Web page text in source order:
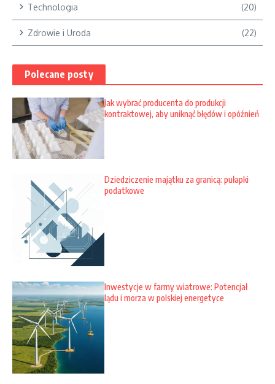
Technologia (20)
Zdrowie i Uroda (22)
Polecane posty
Jak wybrać producenta do produkcji
kontraktowej, aby uniknąć błędów i opóźnień
Dziedziczenie majątku za granicą: pułapki
podatkowe
Inwestycje w farmy wiatrowe: Potencjał
lądu i morza w polskiej energetyce